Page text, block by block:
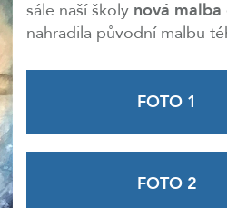
sále naší školy nová malba
nahradila původní malbu
FOTO 1
FOTO 2